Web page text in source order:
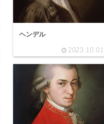
ヘンデル
2023.10.01